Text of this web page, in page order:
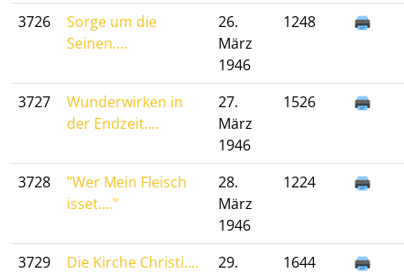
3726
Sorge um die
Seinen....
26.
März
1946
1248
3727
Wunderwirken in
der Endzeit....
27.
März
1946
1526
3728
"Wer Mein Fleisch
isset...."
28.
März
1946
1224
3729
Die Kirche Christi....
29.
1644